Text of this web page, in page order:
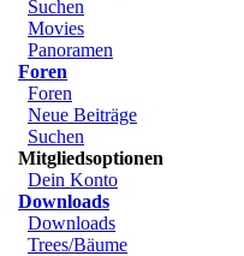
Suchen
Movies
Panoramen
Foren
Foren
Neue Beiträge
Suchen
Mitgliedsoptionen
Dein Konto
Downloads
Downloads
Trees/Bäume